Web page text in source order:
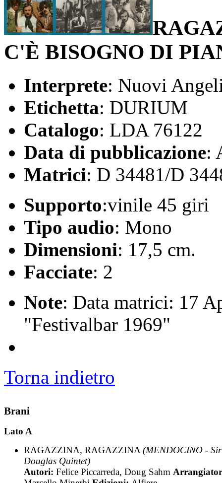
C'È BISOGNO DI
Interprete: Nuovi
Etichetta: DURIUM
Catalogo: LDA 76122
Data di pubblicazione:
Matrici: D 34481/D
Supporto:vinile 45 giri
Tipo audio: Mono
Dimensioni: 17,5 cm.
Facciate: 2
Note: Data matrici: 17
"Festivalbar 1969"
Torna indietro
Brani
Lato A
RAGAZZINA, RAGAZZINA(MENDOCINO - Sir
Douglas Quintet)
Autori: Felice Piccarreda, Doug Sahm